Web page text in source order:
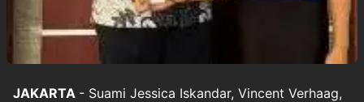
JAKARTA - Suami Jessica Iskandar, Vincent Verhaag,